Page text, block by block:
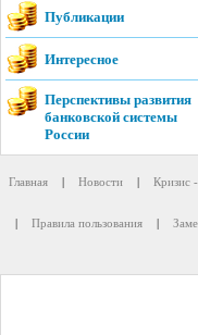
Публикации
Интересное
Перспективы развития
банковской системы
России
Главная | Новости | Кризис
| Правила пользования |